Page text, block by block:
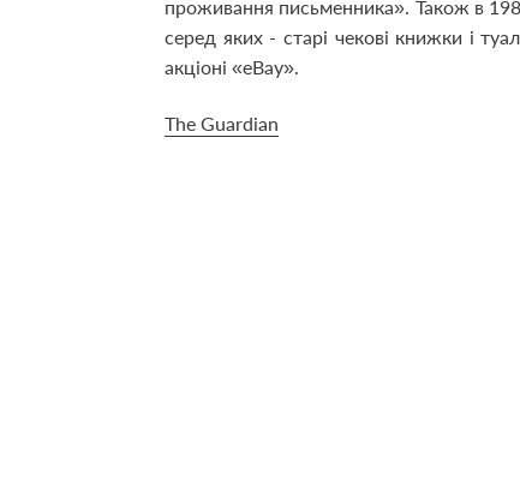
проживання письменника». Також в
серед яких - старі чекові книжки і
акціоні «eBay».
The Guardian